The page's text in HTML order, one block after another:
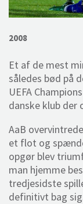
2008
Et af de mest
således bød på
UEFA
danske klub der
AaB
et flot og
opgør blev
man hjemme
tredjesidste
definitivt bag